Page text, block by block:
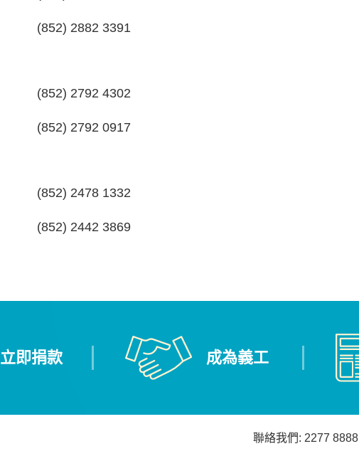
(852) 2882 3391
(852) 2792 4302
(852) 2792 0917
(852) 2478 1332
(852) 2442 3869
立即捐款 成為義工
聯絡我們: 2277 8888